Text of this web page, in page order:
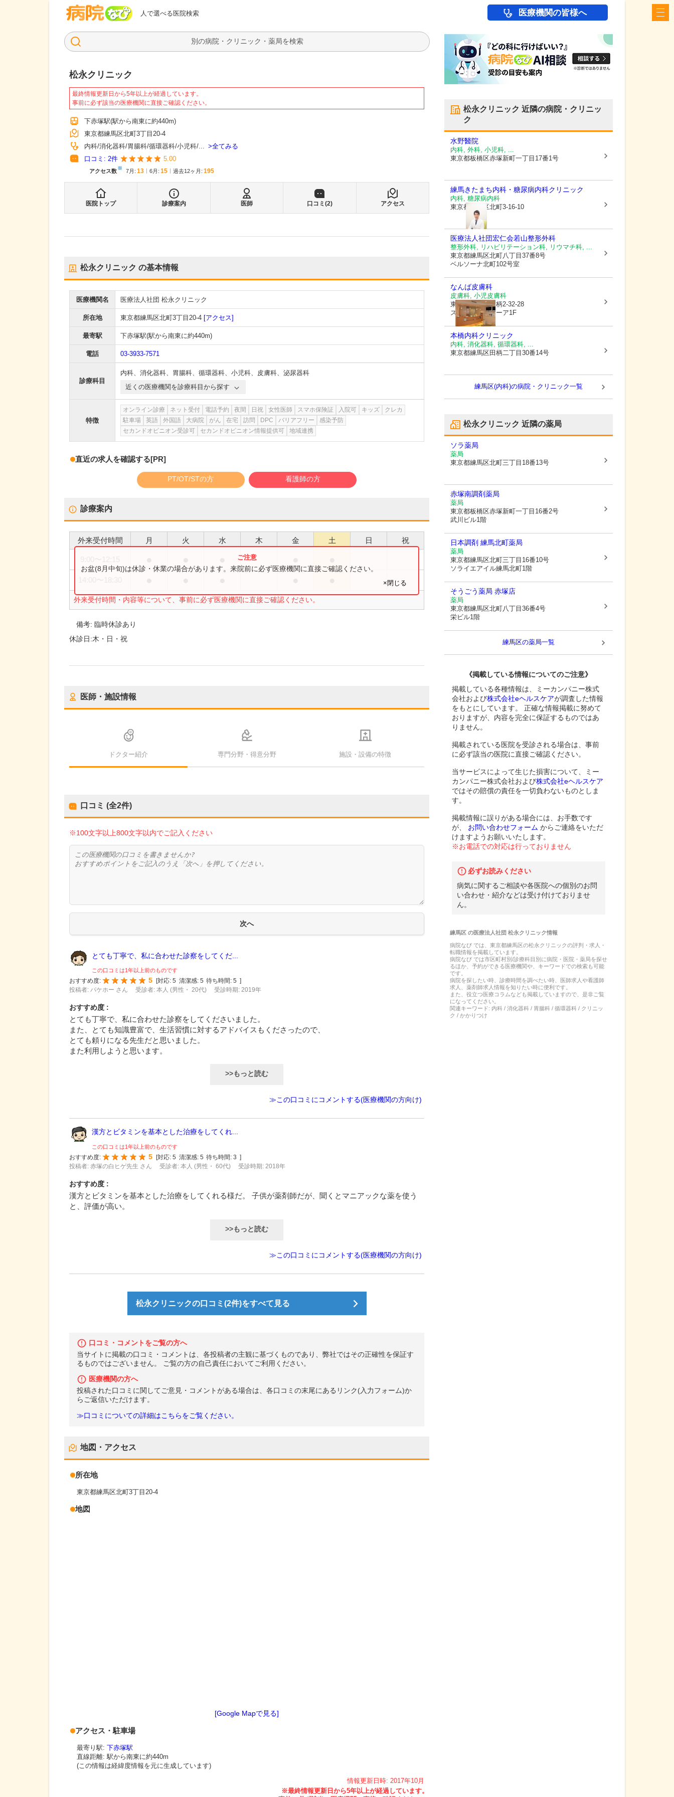
人で選べる医院検索
病院なび 医療機関の皆様へ
検索
松永クリニック
最終情報更新日から5年以上が経過しています。
事前に必ず該当の医療機関に直接ご確認ください。
下赤塚駅(駅から南東に約440m)
東京都練馬区北町3丁目20-4
内科 消化器科 胃腸科 循環器科 小児科 ...
全てみる
口コミ: 2件 5.00
アクセス数※ 7月 : 13 6月 : 15 過去12ヶ月: 195
医院トップ 診療案内 医師 口コミ(2) アクセス
松永クリニック の基本情報
医療機関名 医療法人社団 松永クリニック
所在地 東京都練馬区北町3丁目20-4 [アクセス]
最寄駅 下赤塚駅(駅から南東に約440m)
電話 03-3933-7571
診療科目
内科、 消化器科、 胃腸科、 循環器科、 小児科、 皮膚科、 泌尿器科
近くの医療機関を診療科目から探す
特徴
オンライン診療 ネット受付 電話予約 夜間 日祝 女性医師 スマホ保険証 入院可 キッズ
クレカ
駐車場
英語 外国語 大病院 がん 在宅 訪問 DPC バリアフリー
感染予防
セカンドオピニオン受診可
セカンドオピニオン情報提供可 地域連携
直近の求人を確認する[PR]
PT/OT/STの方 看護師の方
診療案内
外来受付時間 月 火 水 木 金 土 日 祝
外来受付時間・内容等について、事前に必ず医療機関に直接ご確認ください。
お盆(8月中旬)は休診・休業の場合があります。来院前に必ず医療機関に直接ご確認ください。
×閉じる
備考:臨時休診あり
休診日:木・日・祝
医師・施設情報
ドクター紹介 専門分野・得意分野 施設・設備の特徴
口コミ (全2件)
※100文字以上800文字以内でご記入ください
とても丁寧で、私に合わせた診察をしてくだ...
この口コミは1年以上前のものです
おすすめ度:
5 対応: 5 清潔感: 5 待ち時間: 5
投稿者: パケホー さん
受診者: 本人 (男性・ 20代) 受診時期: 2019年
おすすめ度 :
とても丁寧で、私に合わせた診察をしてくださいました。
また、とても知識豊富で、生活習慣に対するアドバイスもくださったので、
とても頼りになる先生だと思いました。
また利用しようと思います。
>>もっと読む
≫この口コミにコメントする(医療機関の方向け)
漢方とビタミンを基本とした治療をしてくれ...
この口コミは1年以上前のものです
おすすめ度:
5 [対応: 5 清潔感: 5 待ち時間: 3 ]
投稿者: 赤塚の白ヒゲ先生 さん
受診者: 本人 (男性・ 60代) 受診時期: 2018年
おすすめ度 :
漢方とビタミンを基本とした治療をしてくれる様だ。 子供が薬剤師だが、聞くとマニアックな薬を使う
と、評価が高い。
>>もっと読む
≫この口コミにコメントする(医療機関の方向け)
松永クリニックの口コミ(2件)をすべて見る
口コミ・コメントをご覧の方へ
当サイトに掲載の口コミ・コメントは、各投稿者の主観に基づくものであり、弊社ではその正確性を保証す
るものではございません。 ご覧の方の自己責任においてご利用ください。
医療機関の方へ
投稿された口コミに関してご意見・コメントがある場合は、各口コミの末尾にあるリンク(入力フォーム)か
らご返信いただけます。
≫口コミについての詳細はこちらをご覧ください。
地図・アクセス
所在地
東京都練馬区北町3丁目20-4
地図
[Google Mapで見る]
アクセス・駐車場
最寄り駅: 下赤塚駅
直線距離: 駅から南東に約440m
(この情報は経緯度情報を元に生成しています)
情報更新日時: 2017年10月
松永クリニック 近隣の病院・クリニッ
ク
水野醫院
内科, 外科, 小児科, ...
東京都板橋区赤塚新町一丁目17番1号
練馬きたまち内科・糖尿病内科クリニック
内科, 糖尿病内科
東京都練馬区北町3-16-10
医療法人社団宏仁会若山整形外科
整形外科, リハビリテーション科, リウマチ科, ...
東京都練馬区北町八丁目37番8号
ベルソーナ北町102号室
なんば皮膚科
皮膚科, 小児皮膚科
東京都練馬区田柄2-32-28
スタンツァ・ミーア1F
本橋内科クリニック
内科, 消化器科, 循環器科, ...
東京都練馬区田柄二丁目30番14号
練馬区(内科)の病院・クリニック一覧
松永クリニック 近隣の薬局
ソラ薬局
薬局
東京都練馬区北町三丁目18番13号
赤塚南調剤薬局
薬局
東京都板橋区赤塚新町一丁目16番2号
武川ビル1階
日本調剤 練馬北町薬局
薬局
東京都練馬区北町三丁目16番10号
ソライエアイル練馬北町1階
そうごう薬局 赤塚店
薬局
東京都練馬区北町八丁目36番4号
栄ビル1階
練馬区の薬局一覧
《掲載している情報についてのご注意》
掲載している各種情報は、ミーカンパニー株式
会社および株式会社eヘルスケアが調査した情報
をもとにしています。 正確な情報掲載に努めて
おりますが、内容を完全に保証するものではあ
りません。
掲載されている医院を受診される場合は、事前
に必ず該当の医院に直接ご確認ください。
当サービスによって生じた損害について、ミー
カンパニー株式会社および株式会社eヘルスケア
ではその賠償の責任を一切負わないものとしま
す。
掲載情報に誤りがある場合には、お手数です
が、
お問い合わせフォーム からご連絡をいただ
けますようお願いいたします。
※お電話での対応は行っておりません
必ずお読みください
病気に関するご相談や各医院への個別のお問
い合わせ・紹介などは受け付けておりませ
ん。
練馬区の医療法人社団 松永クリニック情報
病院なび では、 東京都練馬区の松永クリニックの評判・求人・
転職情報を掲載しています。
病院なび では市区町村別/診療科目別に病院・医院・薬局を探せ
るほか、予約ができる医療機関や、キーワードでの検索も可能
です。
病院を探したい時、診療時間を調べたい時、医師求人や看護師
求人、薬剤師求人情報を知りたい時に便利です。
また、役立つ医療コラムなども掲載していますので、是非ご覧
になってください。
関連キーワード: 内科 / 消化器科 / 胃腸科 / 循環器科 / クリニッ
ク / かかりつけ